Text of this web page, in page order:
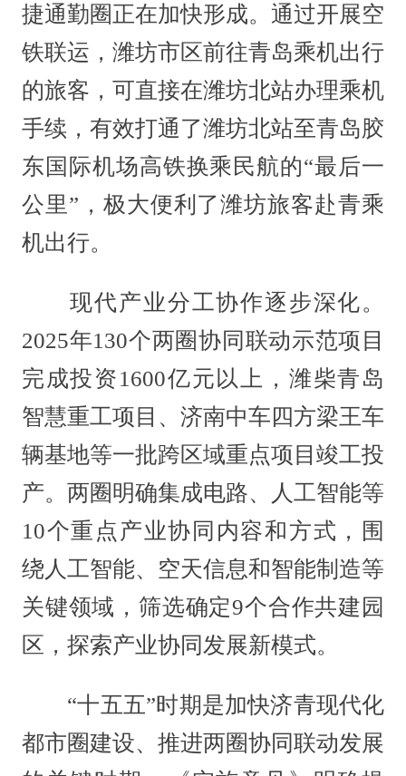
捷通勤圈正在加快形成。通过开展空
铁联运，潍坊市区前往青岛乘机出行
的旅客，可直接在潍坊北站办理乘机
手续，有效打通了潍坊北站至青岛胶
东国际机场高铁换乘民航的“最后一
公里”，极大便利了潍坊旅客赴青乘
机出行。
现代产业分工协作逐步深化。
2025年130个两圈协同联动示范项目
完成投资1600亿元以上，潍柴青岛
智慧重工项目、济南中车四方梁王车
辆基地等一批跨区域重点项目竣工投
产。两圈明确集成电路、人工智能等
10个重点产业协同内容和方式，围
绕人工智能、空天信息和智能制造等
关键领域，筛选确定9个合作共建园
区，探索产业协同发展新模式。
“十五五”时期是加快济青现代化
都市圈建设、推进两圈协同联动发展